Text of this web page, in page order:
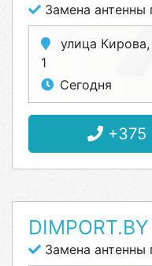
Замена антенны
улица
1
Сегодня
+375
DIMPORT.BY
Замена антенны